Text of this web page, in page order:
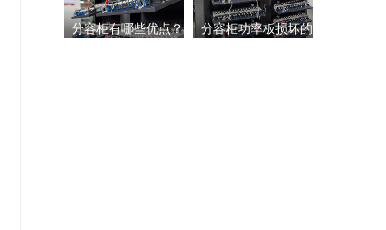
做什么的
分容柜有哪些优点？ 分容柜功率板损坏的